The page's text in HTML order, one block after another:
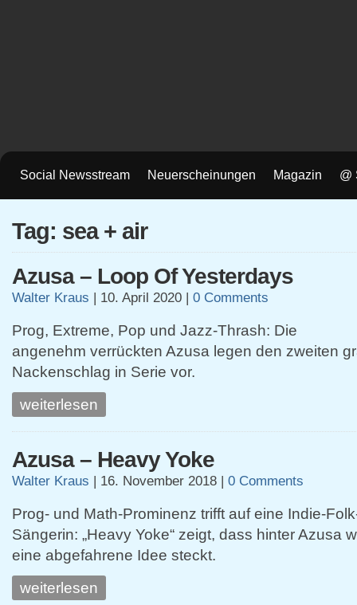
Social Newsstream Neuerscheinungen Magazin @
Tag: sea + air
Azusa – Loop Of Yesterdays
Walter Kraus | 10. April 2020 | 0 Comments
Prog, Extreme, Pop und Jazz-Thrash: Die
angenehm verrückten Azusa legen den zweiten
Nackenschlag in Serie vor.
weiterlesen
Azusa – Heavy Yoke
Walter Kraus | 16. November 2018 | 0 Comments
Prog- und Math-Prominenz trifft auf eine Indie-
Sängerin: „Heavy Yoke“ zeigt, dass hinter Azusa
eine abgefahrene Idee steckt.
weiterlesen